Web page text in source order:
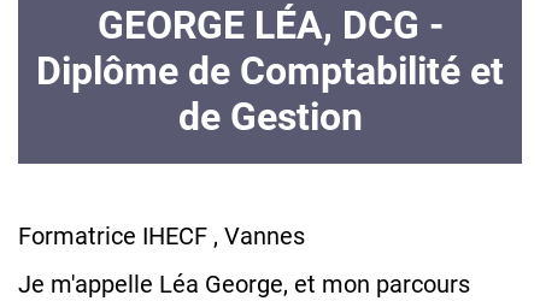
GEORGE LÉA, DCG -
Diplôme de Comptabilité et
de Gestion
Formatrice IHECF , Vannes
Je m'appelle Léa George, et mon parcours